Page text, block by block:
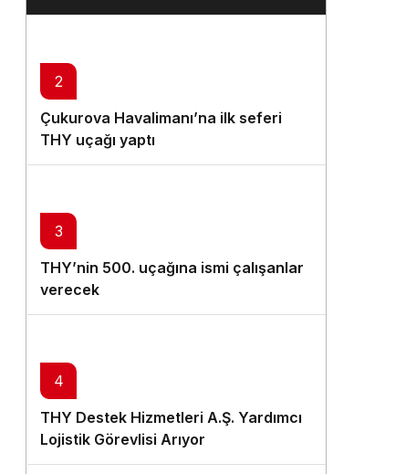
Sistem modunu seçin.
2
Çukurova Havalimanı’na ilk seferi
THY uçağı yaptı
3
THY’nin 500. uçağına ismi çalışanlar
verecek
4
THY Destek Hizmetleri A.Ş. Yardımcı
Lojistik Görevlisi Arıyor